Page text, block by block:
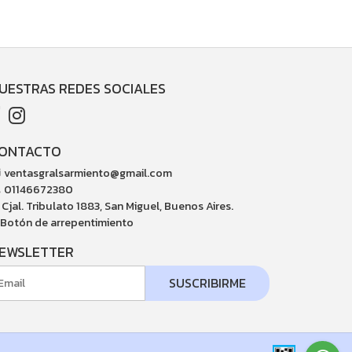
REDES SOCIALES
ventasgralsarmiento@gmail.com
01146672380
Cjal. Tribulato 1883, San Miguel, Buenos Aires.
de arrepentimiento
SUSCRIBIRME